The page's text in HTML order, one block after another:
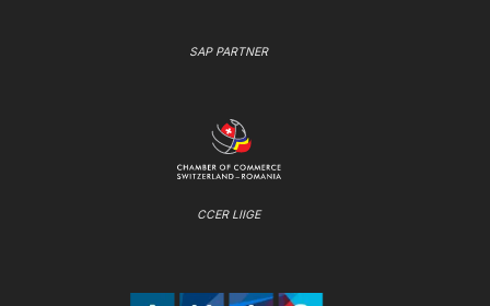
SAP PARTNER
CCER LIIGE